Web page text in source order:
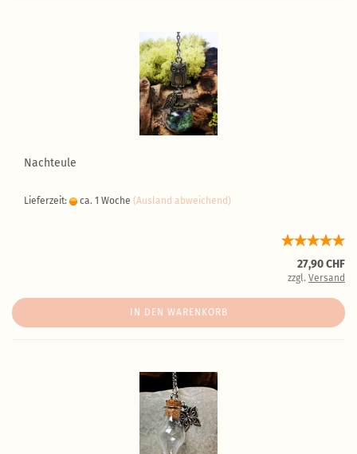
Nachteule
Lieferzeit: ca. 1 Woche (Ausland abweichend)
27,90 CHF
zzgl. Versand
IN DEN WARENKORB